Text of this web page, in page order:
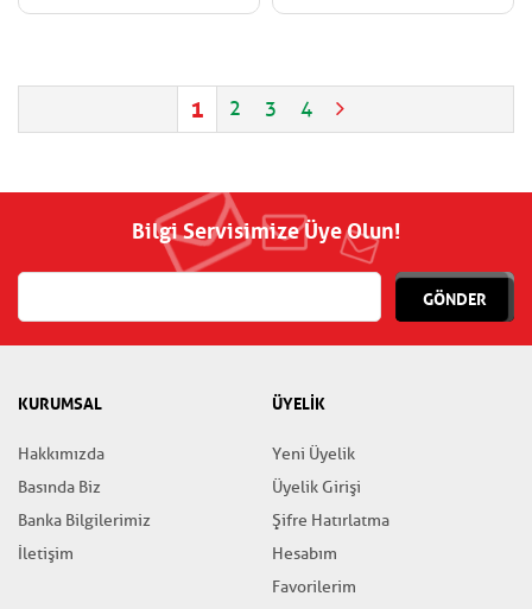
1 2 3 4
Bilgi Servisimize Üye Olun!
GÖNDER
KURUMSAL
Hakkımızda
Basında Biz
Banka Bilgilerimiz
İletişim
ÜYELİK
Yeni Üyelik
Üyelik Girişi
Şifre Hatırlatma
Hesabım
Favorilerim